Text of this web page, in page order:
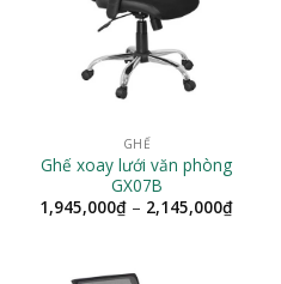
GHẾ
Ghế xoay lưới văn phòng
GX07B
1,945,000₫ – 2,145,000₫Khoảng